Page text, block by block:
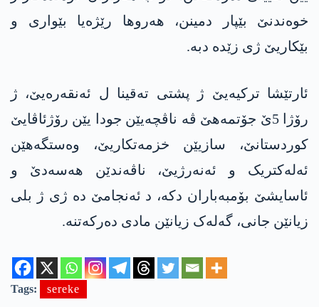
خوەندنێ بێپار دمینن، هەروها رێژەیا بێواری و
بێکاریێ ژی زێدە دبە.
ئارتێشا ترکیەیێ ژ پشتی تەقینا ل ئەنقەرەیێ، ژ
رۆژا 5ێ جۆتمەهێ ڤە ناڤچەیێن جودا یێن رۆژئاڤایێ
کوردستانێ، سازیێن خزمەتکاریێ، وەستگەهێن
ئەلەکتریک و ئەنەرژیێ، ناڤەندێن هه‌سه‌دێ و
ئاسایشێ بۆمبەباران دکە، د ئەنجامێ دە ژی ژ بلی
زیانێن جانی، گەلەک زیانێن مادی دەرکەتنە.
Tags: sereke